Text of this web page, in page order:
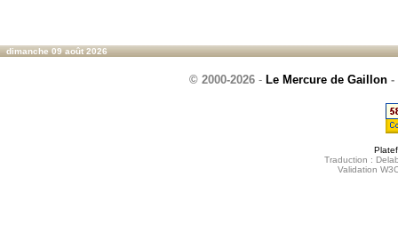
dimanche 09 août 2026
© 2000-2026 - Le Mercure de Gaillon -
Traduction :
Validation